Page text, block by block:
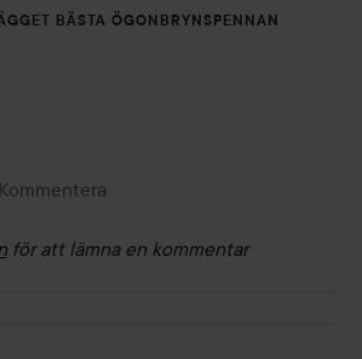
BÄSTA ÖGONBRYNSPENNAN
Kommentera
för att lämna en kommentar